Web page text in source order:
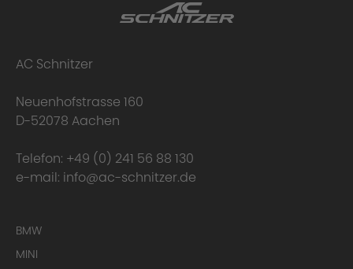
AC Schnitzer
Neuenhofstrasse 160
D-52078 Aachen
Telefon: +49 (0) 241 56 88 130
e-mail: info@ac-schnitzer.de
BMW
MINI